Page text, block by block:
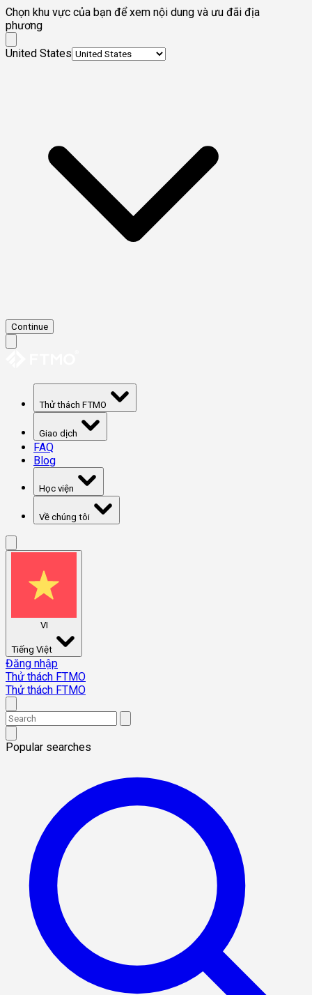
Chọn khu vực của bạn để xem nội dung và ưu đãi địa
phương
United States
Continue
Thử thách FTMO
Giao dịch
FAQ
Blog
Học viện
Về chúng tôi
VI
Tiếng Việt
Đăng nhập
Thử thách FTMO
Thử thách FTMO
Popular searches